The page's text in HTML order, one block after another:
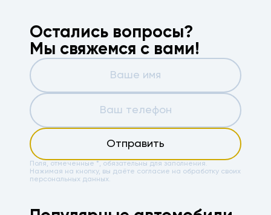
Остались вопросы?
Мы свяжемся с вами!
Отправить
Поля, отмеченные *, обязательны для заполнения.
Нажимая на кнопку, вы даёте согласие на обработку своих
персональных данных.